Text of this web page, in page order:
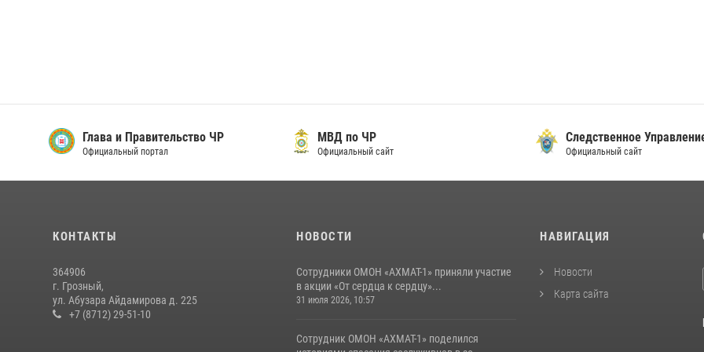
Глава и Правительство ЧР
Официальный портал
МВД по ЧР
Официальный сайт
Следственное
Официальный сайт
КОНТАКТЫ
364906
г. Грозный,
ул. Абузара Айдамирова д. 225
+7 (8712) 29-51-10
НОВОСТИ
Сотрудники ОМОН «АХМАТ-1» приняли участие
в акции «От сердца к сердцу»...
31 июля 2026, 10:57
Сотрудник ОМОН «АХМАТ-1» поделился
НАВИГАЦИЯ
Новости
Карта сайта